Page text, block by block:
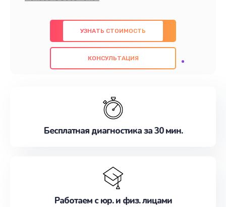
предлагаем быстрый и качественный ремонт с
использованием оригинальных компонентов, а
также гарантируем качество всех
проведенных работ. Наша цель - предоставить
наилучшим образом. Не медлите записаться на
УЗНАТЬ СТОИМОСТЬ
КОНСУЛЬТАЦИЯ
Бесплатная диагностика за 30 мин.
Работаем с юр. и физ. лицами